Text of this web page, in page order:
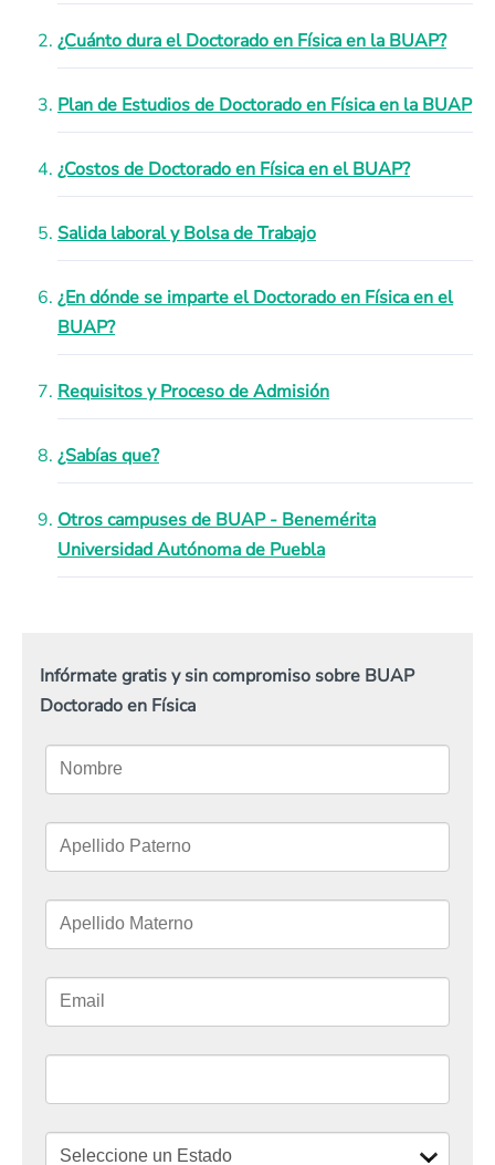
¿Cuánto dura el Doctorado en Física en la BUAP?
Plan de Estudios de Doctorado en Física en la BUAP
¿Costos de Doctorado en Física en el BUAP?
Salida laboral y Bolsa de Trabajo
¿En dónde se imparte el Doctorado en Física en el
BUAP?
Requisitos y Proceso de Admisión
¿Sabías que?
Otros campuses de BUAP - Benemérita
Universidad Autónoma de Puebla
Infórmate gratis y sin compromiso sobre BUAP
Doctorado en Física